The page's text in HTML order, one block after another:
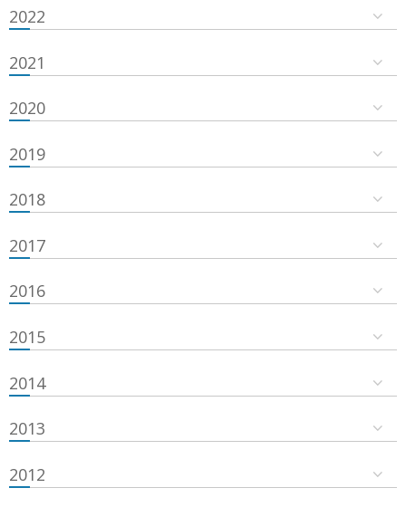
2022
2021
2020
2019
2018
2017
2016
2015
2014
2013
2012